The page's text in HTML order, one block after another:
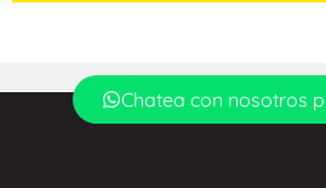
Chatea con nosotros